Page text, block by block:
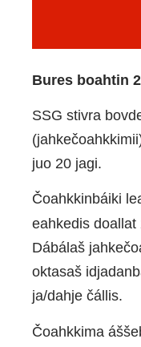
Bures boahtin
SSG stivra
juo 20 jagi.
Čoahkkinbáiki
eahkedis
Dábálaš
oktasaš
ja/dahje čállis.
Čoahkkima